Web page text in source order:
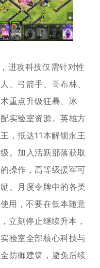
进攻科技仅需针对性
、弓箭手、哥布林、
重点升级狂暴、冰
实验室资源。英雄方
，抵达11本解锁永王
。加入活跃部落获取
操作，高等级援军可
、月度令牌中的各类
用，不要在低本随意
立刻停止继续升本，
验室全部核心科技与
防御建筑，避免后续